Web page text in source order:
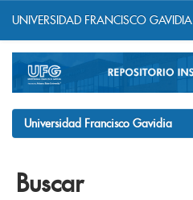
navigation
UNIVERSIDAD FRANCISCO GAVIDIA
Universidad Francisco Gavidia
Buscar